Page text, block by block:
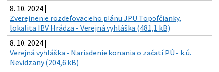
8. 10. 2024 |
Zverejnenie rozdeľovacieho plánu JPU Topoľčianky,
lokalita IBV Hrádza - Verejná vyhláška (481,1 kB)
8. 10. 2024 |
Verejná vyhláška - Nariadenie konania o začatí PÚ - k.ú.
Nevidzany (204,6 kB)